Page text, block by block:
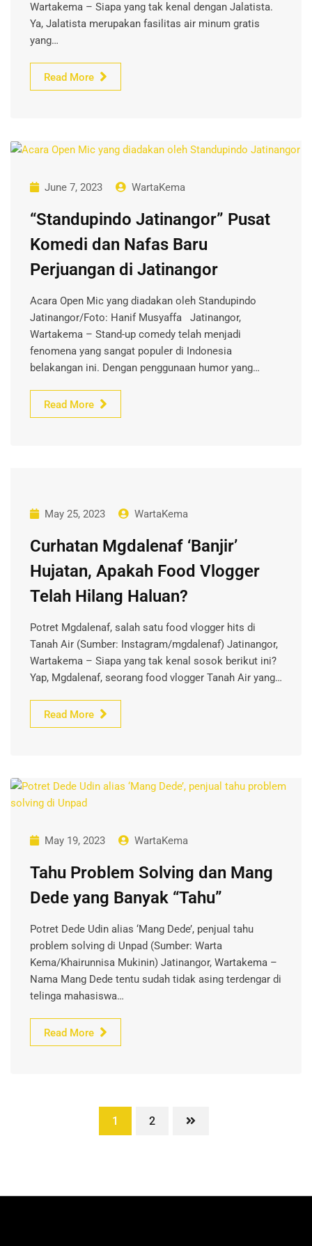
Wartakema – Siapa yang tak kenal dengan Jalatista.
Ya, Jalatista merupakan fasilitas air minum gratis
yang…
Read More
June 7, 2023 WartaKema
“Standupindo Jatinangor” Pusat
Komedi dan Nafas Baru
Perjuangan di Jatinangor
Acara Open Mic yang diadakan oleh Standupindo
Jatinangor/Foto: Hanif Musyaffa Jatinangor,
Wartakema – Stand-up comedy telah menjadi
fenomena yang sangat populer di Indonesia
belakangan ini. Dengan penggunaan humor yang…
Read More
May 25, 2023 WartaKema
Curhatan Mgdalenaf ‘Banjir’
Hujatan, Apakah Food Vlogger
Telah Hilang Haluan?
Potret Mgdalenaf, salah satu food vlogger hits di
Tanah Air (Sumber: Instagram/mgdalenaf) Jatinangor,
Wartakema – Siapa yang tak kenal sosok berikut ini?
Yap, Mgdalenaf, seorang food vlogger Tanah Air yang…
Read More
May 19, 2023 WartaKema
Tahu Problem Solving dan Mang
Dede yang Banyak “Tahu”
Potret Dede Udin alias ‘Mang Dede’, penjual tahu
problem solving di Unpad (Sumber: Warta
Kema/Khairunnisa Mukinin) Jatinangor, Wartakema –
Nama Mang Dede tentu sudah tidak asing terdengar di
telinga mahasiswa…
Read More
1 2